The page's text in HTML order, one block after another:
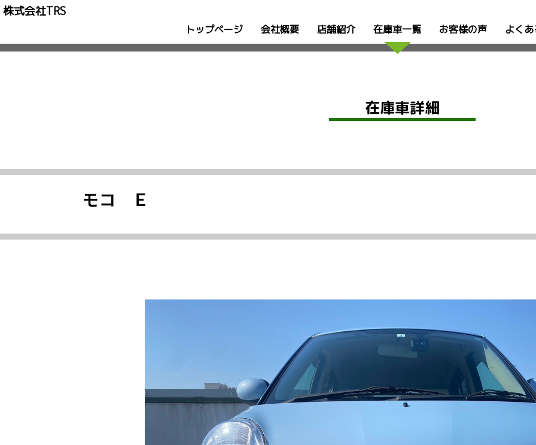
株式会社TRS
トップページ 会社概要 店舗紹介 在庫車一覧 お客様の声 よく
在庫車詳細
モコ Ｅ